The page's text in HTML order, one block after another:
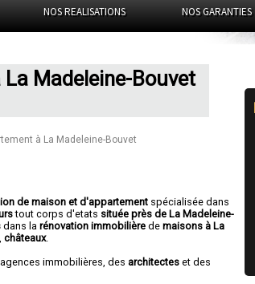
NOS REALISATIONS NOS GARANTIES
Madeleine-Bouvet
à La Madeleine-Bouvet
de maison et d'appartement spécialisée dans
tout corps d'etats située près de La Madeleine-
dans larénovation immobilière demaisons à La
,châteaux.
immobilières, des architectes et des